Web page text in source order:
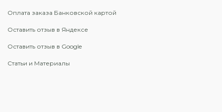
Оплата заказа Банковской картой
Оставить отзыв в Яндексе
Оставить отзыв в Google
Статьи и Материалы